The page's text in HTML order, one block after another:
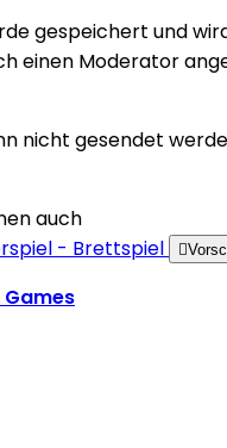
gespeichert und
einen Moderator
nicht gesendet
auch
